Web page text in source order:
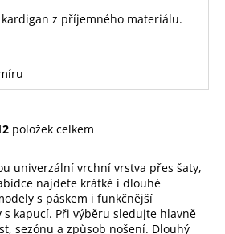
z příjemného materiálu.
O
l
á
d
a
položek celkem
univerzální vrchní vrstva přes šaty,
najdete krátké i dlouhé
s páskem i funkčnější
kapucí. Při výběru sledujte hlavně
sezónu a způsob nošení. Dlouhý